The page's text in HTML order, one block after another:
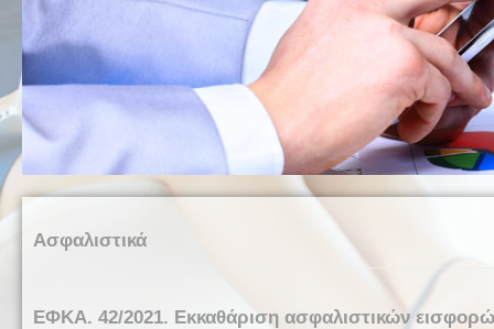
Ασφαλιστικά
ΕΦΚΑ. 42/2021. Εκκαθάριση ασφαλιστικών